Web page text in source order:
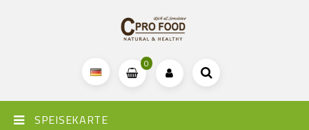
0
SPEISEKARTE